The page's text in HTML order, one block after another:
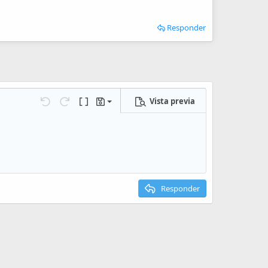
Responder
DeshacerRehacerCambiar a código BB
Borradores
Guardar borrador
Vista previa
Responder